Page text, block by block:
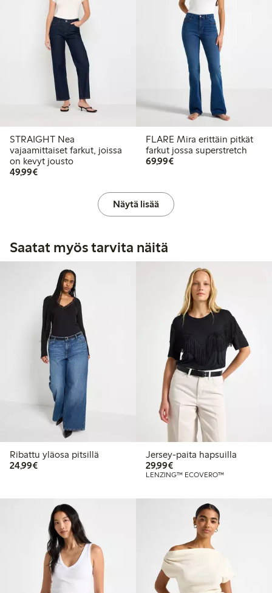
STRAIGHT Nea
vajaamittaiset farkut, joissa
on kevyt jousto
49,99€49,99 €
FLARE Mira erittäin pitkät
farkut jossa superstretch
69,99€69,99 €
Näytä lisää
Saatat myös tarvita näitä
Ribattu yläosa pitsillä
24,99€24,99 €
Jersey-paita hapsuilla
29,99€29,99 €
LENZING™ ECOVERO™